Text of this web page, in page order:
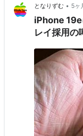
となりずむ • 5ヶ
iPhone
レイ採用の